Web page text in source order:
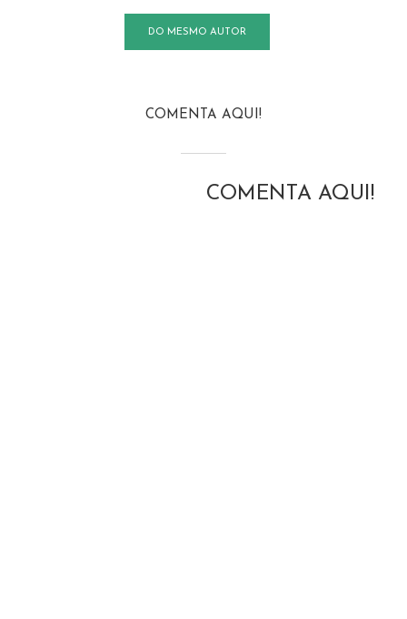
DO MESMO AUTOR
COMENTA AQUI!
COMENTA AQUI!